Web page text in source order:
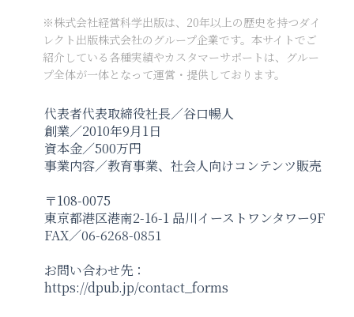
代表者代表取締役社長／谷口暢人
創業／2010年9月1日
資本金／500万円
事業内容／教育事業、社会人向けコンテンツ販売
〒108-0075
東京都港区港南2-16-1 品川イーストワンタワー9F
FAX／06-6268-0851
お問い合わせ先：
https://dpub.jp/contact_forms
※株式会社経営科学出版は、20年以上の歴史を持つダイ
レクト出版株式会社のグループ企業です。本サイトでご
紹介している各種実績やカスタマーサポートは、グルー
プ全体が一体となって運営・提供しております。